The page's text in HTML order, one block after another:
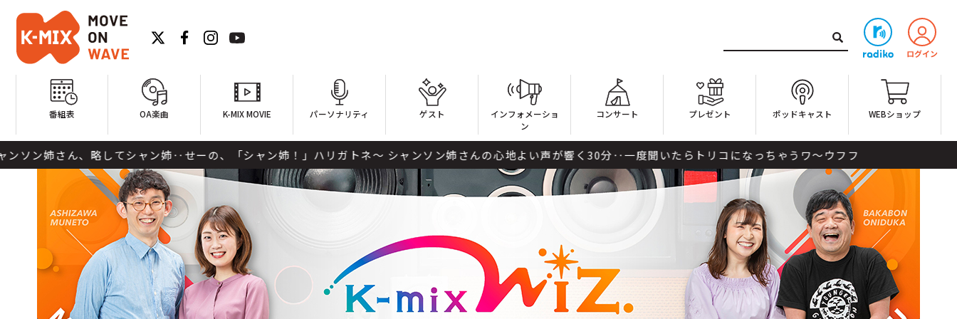
番組表 OA楽曲 K-MIX MOVIE パーソナリティ ゲスト
インフォメーショ
ン
コンサート プレゼント ポッドキャスト WEBショップ
、略してシャン姉‥せーの、「シャン姉！」ハリガトネ〜 シャンソン姉さんの心地よい声が響く30分‥一度聞いたらトリコになっちゃうワ〜ウフフ